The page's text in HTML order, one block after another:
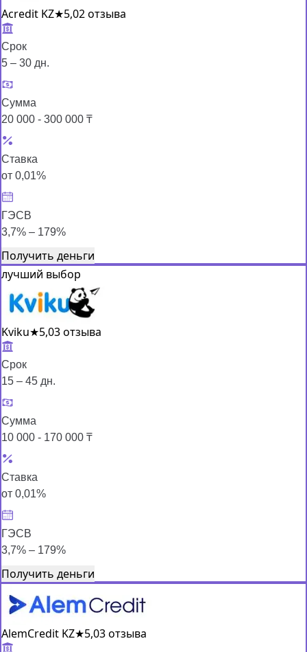
Acredit KZ★5,02 отзыва
Срок
5 – 30 дн.
Сумма
20 000 - 300 000 ₸
Ставка
от 0,01%
ГЭСВ
3,7% – 179%
Получить деньги
лучший выбор
Kviku★5,03 отзыва
Срок
15 – 45 дн.
Сумма
10 000 - 170 000 ₸
Ставка
от 0,01%
ГЭСВ
3,7% – 179%
Получить деньги
AlemCredit KZ★5,03 отзыва